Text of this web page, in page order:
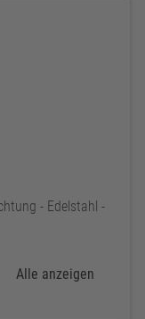
- Edelstahl -
Alle anzeigen